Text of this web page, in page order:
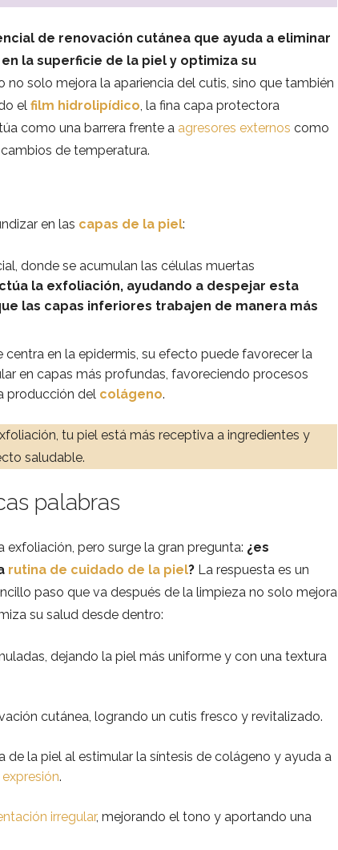
de renovación cutánea que ayuda a eliminar
la superficie de la piel y optimiza su
no solo mejora la apariencia del cutis, sino que también
el film hidrolipídico, la fina capa protectora
como una barrera frente a agresores externos como
de temperatura.
en las capas de la piel:
donde se acumulan las células muertas
la exfoliación, ayudando a despejar esta
las capas inferiores trabajen de manera más
centra en la epidermis, su efecto puede favorecer la
en capas más profundas, favoreciendo procesos
producción del colágeno.
tu piel está más receptiva a ingredientes y
saludable.
palabras
pero surge la gran pregunta: ¿es
rutina de cuidado de la piel? La respuesta es un
paso que va después de la limpieza no solo mejora
su salud desde dentro:
dejando la piel más uniforme y con una textura
cutánea, logrando un cutis fresco y revitalizado.
de la piel al estimular la síntesis de colágeno y ayuda a
.
irregular, mejorando el tono y aportando una